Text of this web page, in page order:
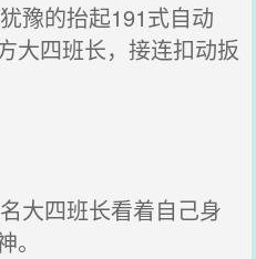
豫的抬起191式自动
大四班长，接连扣动扳
大四班长看着自己身